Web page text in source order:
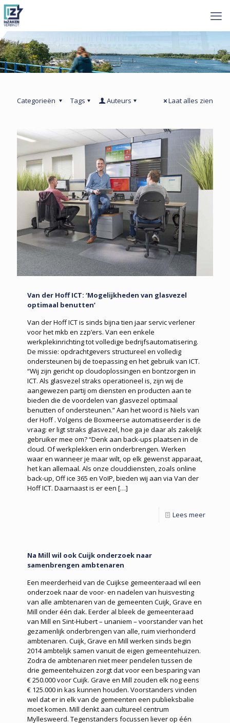
Categorieën Tags Auteurs Laat alles zien
Van der Hoff ICT: ‘Mogelijkheden van glasvezel
optimaal benutten’
Van der Hoff ICT is sinds bijna tien jaar servic verlener
voor het mkb en zzp’ers. Van een enkele
werkplekinrichting tot volledige bedrijfsautomatisering.
De missie: opdrachtgevers structureel en volledig
ondersteunen bij de toepassing en het gebruik van ICT.
“Wij zijn gericht op cloudoplossingen en bontzorgen in
ICT. Als glasvezel straks operationeel is, zijn wij de
aangewezen partij om diensten en producten aan te
bieden die de voordelen van glasvezel optimaal
benutten of ondersteunen.” Aan het woord is Niels van
der Hoff . Volgens de Boxmeerse automatiseerder is de
vraag: er ligt straks glasvezel, hoe ga je daar als zakelijk
gebruiker mee om? “Denk aan back-ups plaatsen in de
cloud. Of werkplekken erin onderbrengen. Werken
waar en wanneer je maar wilt, op elk gewenst apparaat,
het kan allemaal. Als onze clouddiensten, zoals online
back-up, Off ice 365 en VoIP, bieden wij aan via Van der
Hoff ICT. Daarnaast is er een […]
Lees meer
Na Mill wil ook Cuijk onderzoek naar
samenbrengen ambtenaren
Een meerderheid van de Cuijkse gemeenteraad wil een
onderzoek naar de voor- en nadelen van huisvesting
van alle ambtenaren van de gemeenten Cuijk, Grave en
Mill onder één dak. Eerder al bleek de gemeenteraad
van Mill en Sint-Hubert – unaniem – voorstander van het
gezamenlijk onderbrengen van alle, ruim vierhonderd
ambtenaren. Cuijk, Grave en Mill werken sinds begin
2014 ambtelijk samen vanuit de eigen gemeentehuizen.
Zodra de ambtenaren niet meer pendelen tussen de
drie gemeentehuizen zorgt dat voor een besparing van
€ 250.000 voor Cuijk. Grave en Mill zouden elk nog eens
€ 125.000 in kas kunnen houden. Voorstanders vinden
wel dat er in elk van de gemeenten een publieksbalie
moet komen. Mill denkt aan cultureel centrum
Myllesweerd. Tegenstanders focussen liever op één